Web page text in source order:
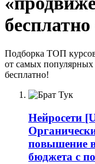
Подборка ТОП
от самых популярных
бесплатно!
Нейросети
повышение
бюджета с